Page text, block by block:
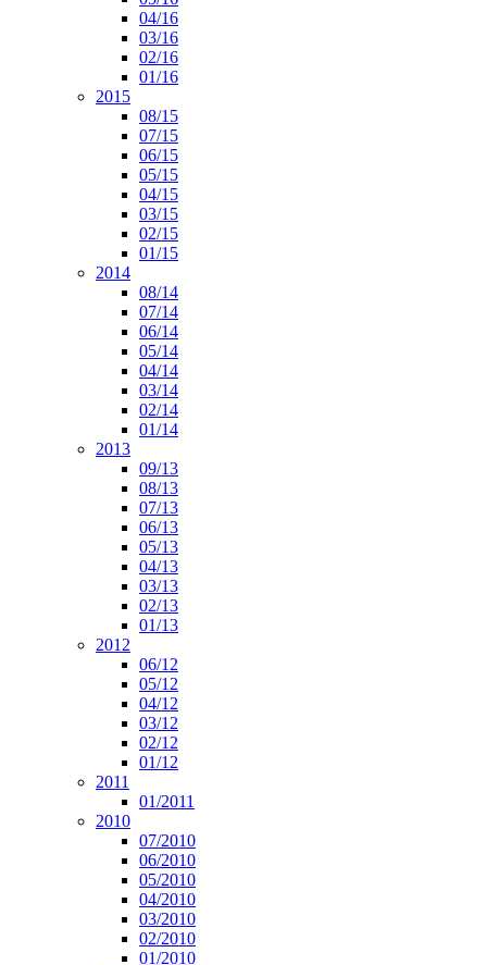
04/16
03/16
02/16
01/16
2015
08/15
07/15
06/15
05/15
04/15
03/15
02/15
01/15
2014
08/14
07/14
06/14
05/14
04/14
03/14
02/14
01/14
2013
09/13
08/13
07/13
06/13
05/13
04/13
03/13
02/13
01/13
2012
06/12
05/12
04/12
03/12
02/12
01/12
2011
01/2011
2010
07/2010
06/2010
05/2010
04/2010
03/2010
02/2010
01/2010